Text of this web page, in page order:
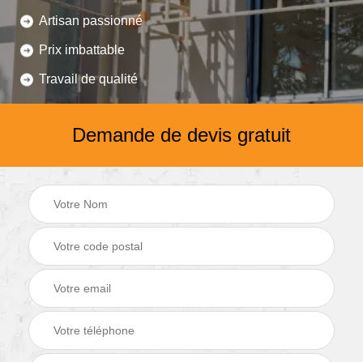
Artisan passionné
Prix imbattable
Travail de qualité
Demande de devis gratuit